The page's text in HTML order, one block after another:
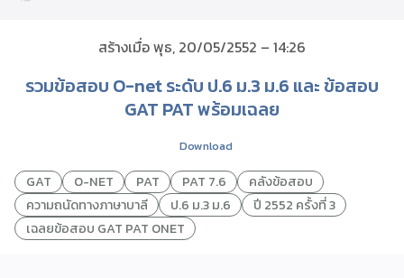
สร้างเมื่อ พุธ, 20/05/2552 – 14:26
รวมข้อสอบ O-net ระดับ ป.6 ม.3 ม.6 และ ข้อสอบ
GAT PAT พร้อมเฉลย
Download
GAT O-NET PAT PAT 7.6
คลังข้อสอบ
ความถนัดทางภาษาบาลี
ป.6 ม.3 ม.6
ปี 2552 ครั้งที่ 3
เฉลยข้อสอบ GAT PAT ONET